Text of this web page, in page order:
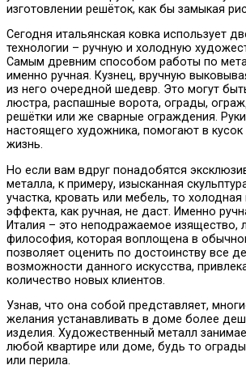
изготовлении решёток, как бы замыкая
Сегодня итальянская ковка использует
технологии – ручную и холодную
Самым древним способом работы по
именно ручная. Кузнец, вручную
из него очередной шедевр. Это могут
люстра, распашные ворота, ограды,
решётки или же сварные ограждения. Руки
настоящего художника, помогают в кусок
жизнь.
Но если вам вдруг понадобятся
металла, к примеру, изысканная
участка, кровать или мебель, то холодная
эффекта, как ручная, не даст. Именно
Италия – это неподражаемое изящество,
философия, которая воплощена в
позволяет оценить по достоинству все
возможности данного искусства,
количество новых клиентов.
Узнав, что она собой представляет,
желания устанавливать в доме более
изделия. Художественный металл
любой квартире или доме, будь то
или перила.